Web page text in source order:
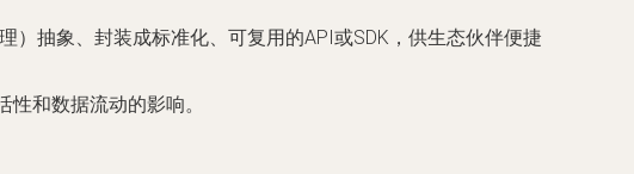
）抽象、封装成标准化、可复用的API或SDK，供生态伙伴便捷
和数据流动的影响。